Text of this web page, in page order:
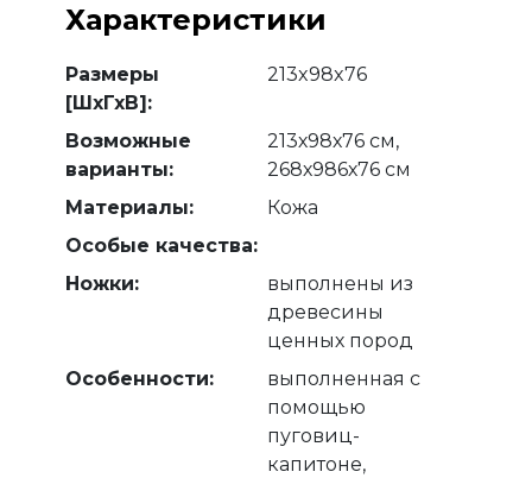
Характеристики
Размеры
[ШхГхВ]:
213x98x76
Возможные
варианты:
213х98х76 см,
268х986х76 см
Материалы:
Кожа
Особые качества:
Ножки:
выполнены из
древесины
ценных пород
Особенности:
выполненная с
помощью
пуговиц-
капитоне,